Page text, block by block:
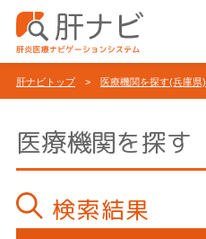
肝ナビトップ> 医療機関を探す(兵庫県)
医療機関を探す
検索結果